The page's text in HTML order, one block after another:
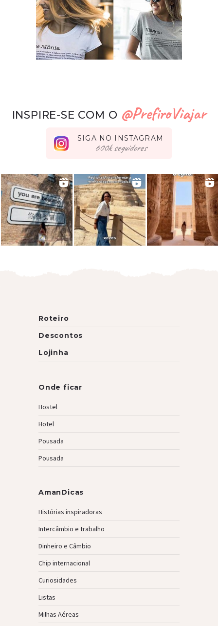
INSPIRE-SE COM O @PrefiroViajar
SIGA NO INSTAGRAM
seguidores
Roteiro
Descontos
Lojinha
Onde ficar
Hostel
Hotel
Pousada
Pousada
AmanDicas
Histórias inspiradoras
Intercâmbio e trabalho
Dinheiro e Câmbio
Chip internacional
Curiosidades
Listas
Milhas Aéreas